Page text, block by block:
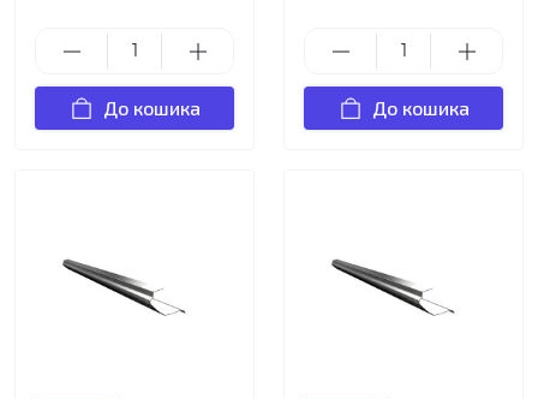
До кошика До кошика